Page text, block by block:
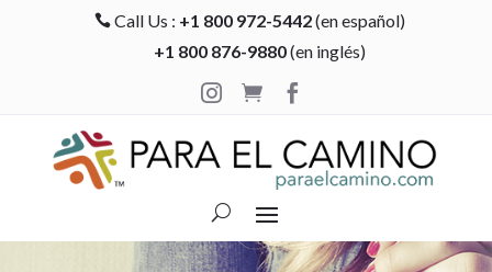
 Call Us : +1 800 972-5442(en español)
+1 800 876-9880(en inglés)

 